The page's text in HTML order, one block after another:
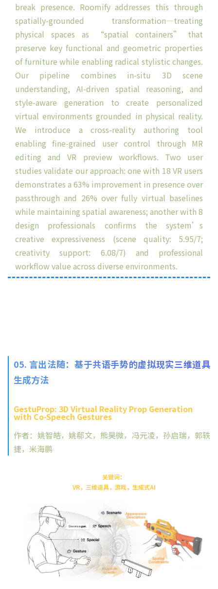
break presence. Roomify addresses this through
spatially-grounded transformation—treating
physical spaces as “spatial containers” that
preserve key functional and geometric properties
of furniture while enabling radical stylistic changes.
Our pipeline combines in-situ 3D scene
understanding, AI-driven spatial reasoning, and
style-aware generation to create personalized
virtual environments grounded in physical reality.
We introduce a cross-reality authoring tool
enabling fine-grained user control through MR
editing and VR preview workflows. Two user
studies validate our approach: one with 18 VR users
demonstrates a 63% improvement in presence over
passthrough and 26% over fully virtual baselines
while maintaining spatial awareness; another with 8
design professionals confirms the system’s
creative expressiveness (scene quality: 5.95/7;
creativity support: 6.08/7) and professional
workflow value across diverse environments.
05. 言出法随：基于共语手势的虚拟现实三维道具
生成方法
GestuProp: 3D Virtual Reality Prop Generation
with Co-Speech Gestures
作者：姚智皓，姚郗文，熊昊微，冯元凌，孙启瑞，郭轶
捷，米海鹏
关键词：
VR，三维道具，游戏，生成式AI